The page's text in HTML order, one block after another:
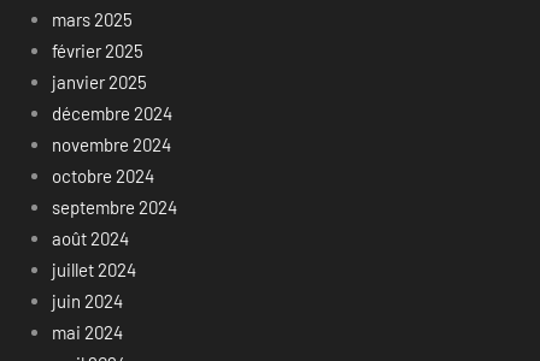
mars 2025
février 2025
janvier 2025
décembre 2024
novembre 2024
octobre 2024
septembre 2024
août 2024
juillet 2024
juin 2024
mai 2024